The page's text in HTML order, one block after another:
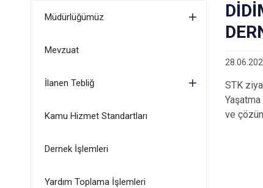
Müdürlüğümüz
Mevzuat
İlanen Tebliğ
Kamu Hizmet Standartları
Dernek İşlemleri
Yardım Toplama İşlemleri
STK
ve